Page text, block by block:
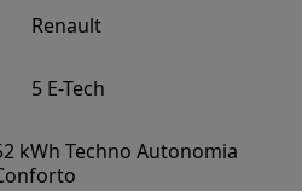
Renault
5 E-Tech
kWh Techno Autonomia